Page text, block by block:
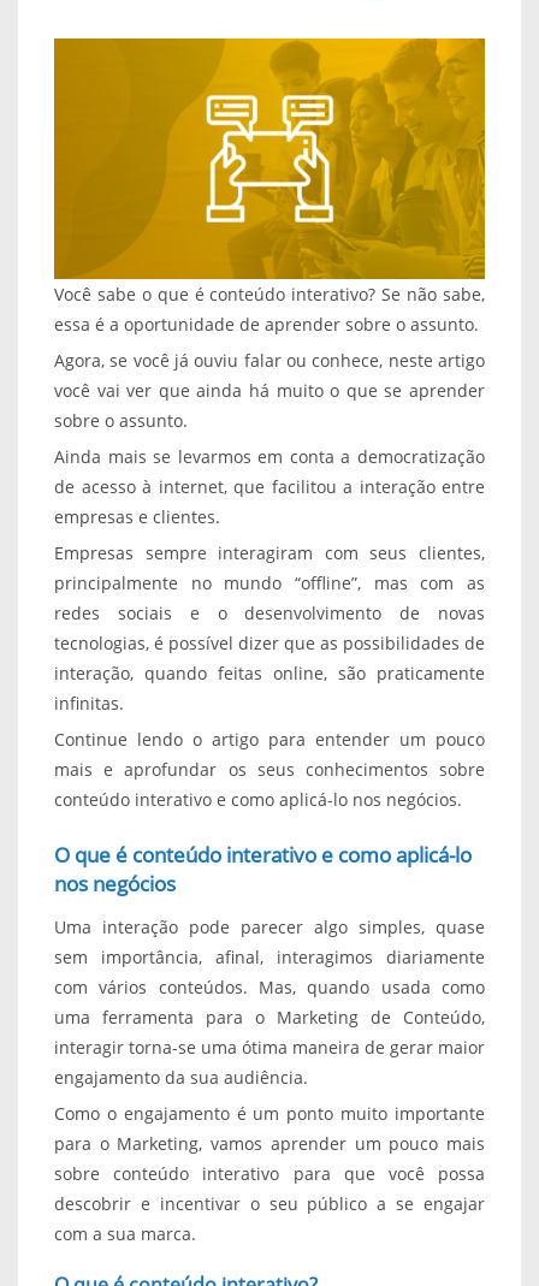
Você sabe o que é conteúdo interativo? Se não sabe,
essa é a oportunidade de aprender sobre o assunto.
Agora, se você já ouviu falar ou conhece, neste artigo
você vai ver que ainda há muito o que se aprender
sobre o assunto.
Ainda mais se levarmos em conta a democratização
de acesso à internet, que facilitou a interação entre
empresas e clientes.
Empresas sempre interagiram com seus clientes,
principalmente no mundo “offline”, mas com as
redes sociais e o desenvolvimento de novas
tecnologias, é possível dizer que as possibilidades de
interação, quando feitas online, são praticamente
infinitas.
Continue lendo o artigo para entender um pouco
mais e aprofundar os seus conhecimentos sobre
conteúdo interativo e como aplicá-lo nos negócios.
O que é conteúdo interativo e como aplicá-lo
nos negócios
Uma interação pode parecer algo simples, quase
sem importância, afinal, interagimos diariamente
com vários conteúdos. Mas, quando usada como
uma ferramenta para o Marketing de Conteúdo,
interagir torna-se uma ótima maneira de gerar maior
engajamento da sua audiência.
Como o engajamento é um ponto muito importante
para o Marketing, vamos aprender um pouco mais
sobre conteúdo interativo para que você possa
descobrir e incentivar o seu público a se engajar
com a sua marca.